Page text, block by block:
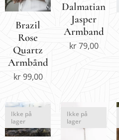
Brazil
Rose
Quartz
Armbånd
kr99,00
Dalmatian
Jasper
Armband
kr79,00
Ikke på
lager
Ikke på
lager